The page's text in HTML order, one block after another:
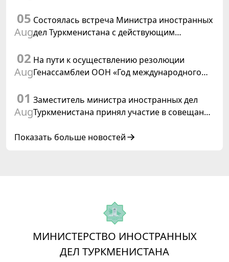
Швейцарской Конфедерации
05
Aug
Состоялась встреча Министра иностранных
дел Туркменистана с действующим
02
Aug
На пути к осуществлению резолюции
Генассамблеи ООН «Год международного
Туркменистаном
01
Aug
Заместитель министра иностранных дел
Туркменистана принял участие в совещании
сотрудничества «Центральная Азия –
Показать больше новостей
МИНИСТЕРСТВО ИНОСТРАННЫХ
ДЕЛ ТУРКМЕНИСТАНА